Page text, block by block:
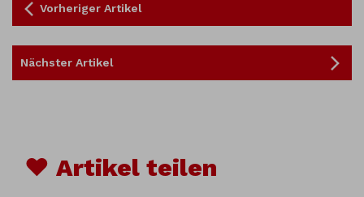
Vorheriger Artikel
Nächster Artikel
♥ Artikel teilen